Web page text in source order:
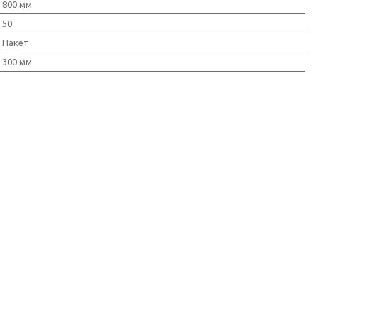
800 мм
50
Пакет
300 мм